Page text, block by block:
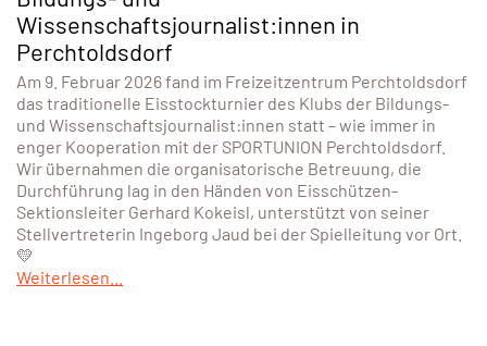
Wissenschaftsjournalist:innen in
Perchtoldsdorf
Am 9. Februar 2026 fand im Freizeitzentrum Perchtoldsdorf
das traditionelle Eisstockturnier des Klubs der Bildungs-
und Wissenschaftsjournalist:innen statt – wie immer in
enger Kooperation mit der SPORTUNION Perchtoldsdorf.
Wir übernahmen die organisatorische Betreuung, die
Durchführung lag in den Händen von Eisschützen-
Sektionsleiter Gerhard Kokeisl, unterstützt von seiner
Stellvertreterin Ingeborg Jaud bei der Spielleitung vor Ort.
💛
Weiterlesen...